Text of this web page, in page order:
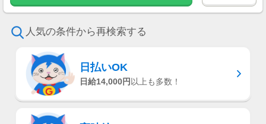
交通費一部支給
人気の条件から再検索する
日払いOK
日給14,000円 以上も多数！